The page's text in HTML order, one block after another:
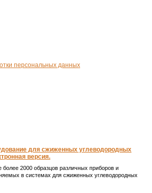
персональных данных
для сжиженных углеводородных
версия.
более 2000 образцов различных приборов и
в системах для сжиженных углеводородных